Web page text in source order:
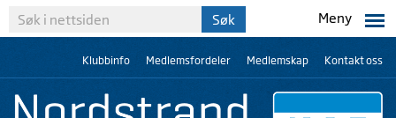
Meny
Klubbinfo Medlemsfordeler Medlemskap Kontakt oss